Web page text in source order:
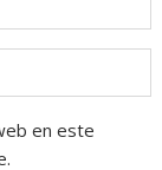
en este